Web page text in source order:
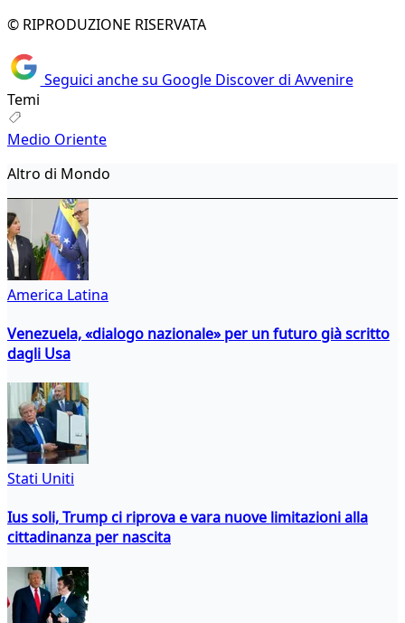
© RIPRODUZIONE RISERVATA
Seguici anche su Google Discover di Avvenire
Temi
Medio Oriente
Altro di Mondo
America Latina
Venezuela, «dialogo nazionale» per un futuro già scritto
dagli Usa
Stati Uniti
Ius soli, Trump ci riprova e vara nuove limitazioni alla
cittadinanza per nascita